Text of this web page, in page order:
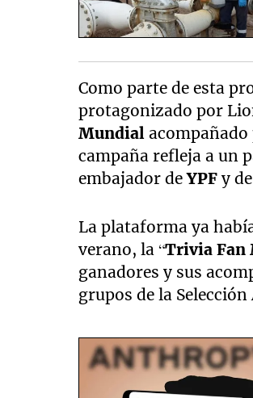
Como parte de esta
protagonizado por
Mundial
campaña refleja a un
embajador deYPF y
La plataforma ya
verano, la “Trivia Fan
ganadores y sus
grupos de la